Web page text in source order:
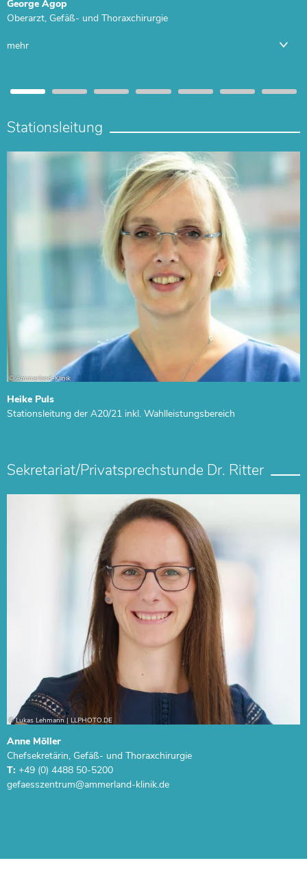
George Agop
Oberarzt, Gefäß- und Thoraxchirurgie
mehr
Stationsleitung
Heike Puls
Stationsleitung der A20/21 inkl. Wahlleistungsbereich
Sekretariat/Privatsprechstunde Dr. Ritter
Anne Möller
Chefsekretärin, Gefäß- und Thoraxchirurgie
T: +49 (0) 4488 50-5200